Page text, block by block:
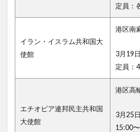
定員：
イラン・イスラム共和国大
使館
港区南
3月19
定員：
エチオピア連邦民主共和国
大使館
港区高
3月25
15:00〜